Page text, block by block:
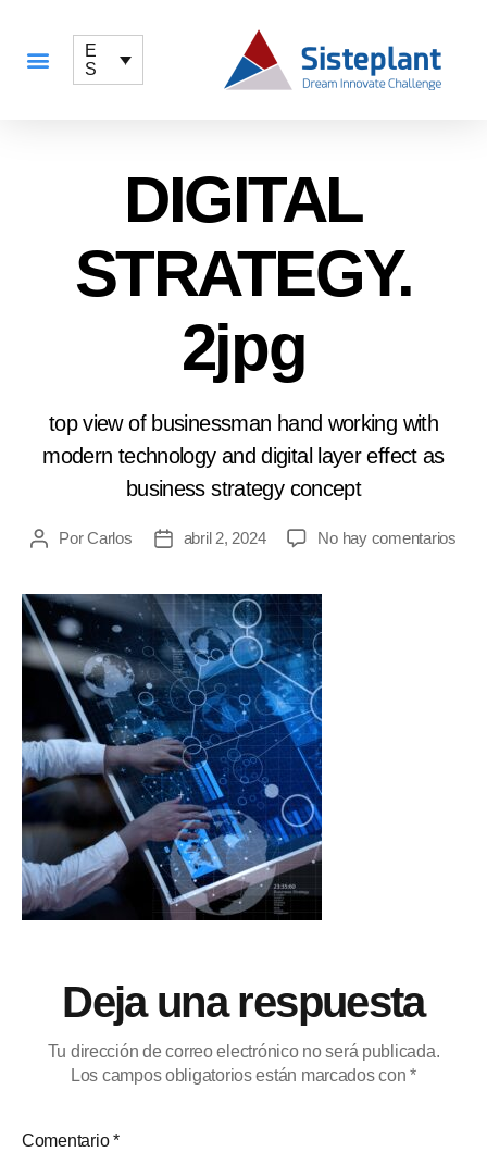
E
S
DIGITAL
STRATEGY.
2jpg
top view of businessman hand working with
modern technology and digital layer effect as
business strategy concept
PorCarlos abril 2, 2024 No hay comentarios
Deja una respuesta
Tu dirección de correo electrónico no será publicada.
Los campos obligatorios están marcados con*
Comentario*